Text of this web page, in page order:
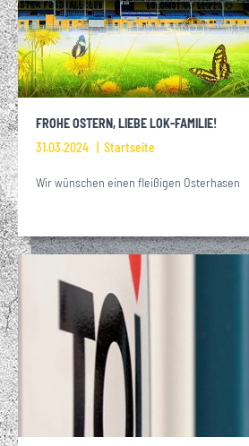
FROHE OSTERN, LIEBE LOK-FAMILIE!
31.03.2024
Startseite
Wir wünschen einen fleißigen Osterhasen